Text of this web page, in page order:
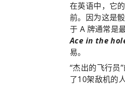
在英语中，它
前。因为这是
于 A 牌通常是
Ace in the
易。
“杰出的飞行员
了10架敌机的